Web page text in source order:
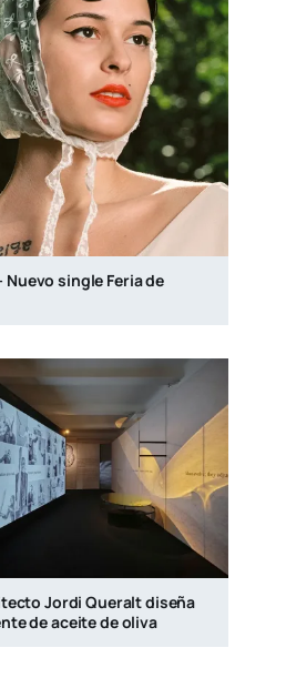
Nuevo single Feria de
Jordi Queralt diseña
de aceite de oliva